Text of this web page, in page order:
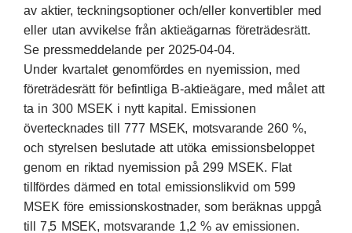
av aktier, teckningsoptioner och/eller konvertibler med
eller utan avvikelse från aktieägarnas företrädesrätt.
Se pressmeddelande per 2025-04-04.
Under kvartalet genomfördes en nyemission, med
företrädesrätt för befintliga B-aktieägare, med målet att
ta in 300 MSEK i nytt kapital. Emissionen
övertecknades till 777 MSEK, motsvarande 260 %,
och styrelsen beslutade att utöka emissionsbeloppet
genom en riktad nyemission på 299 MSEK. Flat
tillfördes därmed en total emissionslikvid om 599
MSEK före emissionskostnader, som beräknas uppgå
till 7,5 MSEK, motsvarande 1,2 % av emissionen.